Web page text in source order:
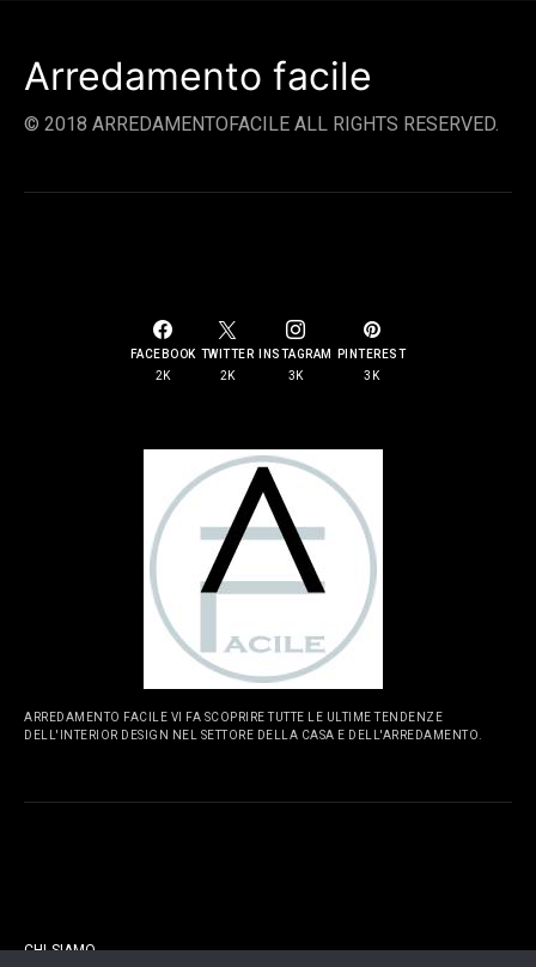
Arredamento facile
© 2018 ARREDAMENTOFACILE ALL RIGHTS RESERVED.
FACEBOOK
2K
TWITTER
2K
INSTAGRAM
3K
PINTEREST
3K
ARREDAMENTO FACILE VI FA SCOPRIRE TUTTE LE ULTIME TENDENZE
DELL'INTERIOR DESIGN NEL SETTORE DELLA CASA E DELL'ARREDAMENTO.
CHI SIAMO